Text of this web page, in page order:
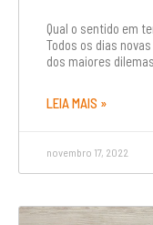
Qual o sentido em
Todos os dias
dos maiores dilemas
LEIA MAIS »
novembro 17, 2022